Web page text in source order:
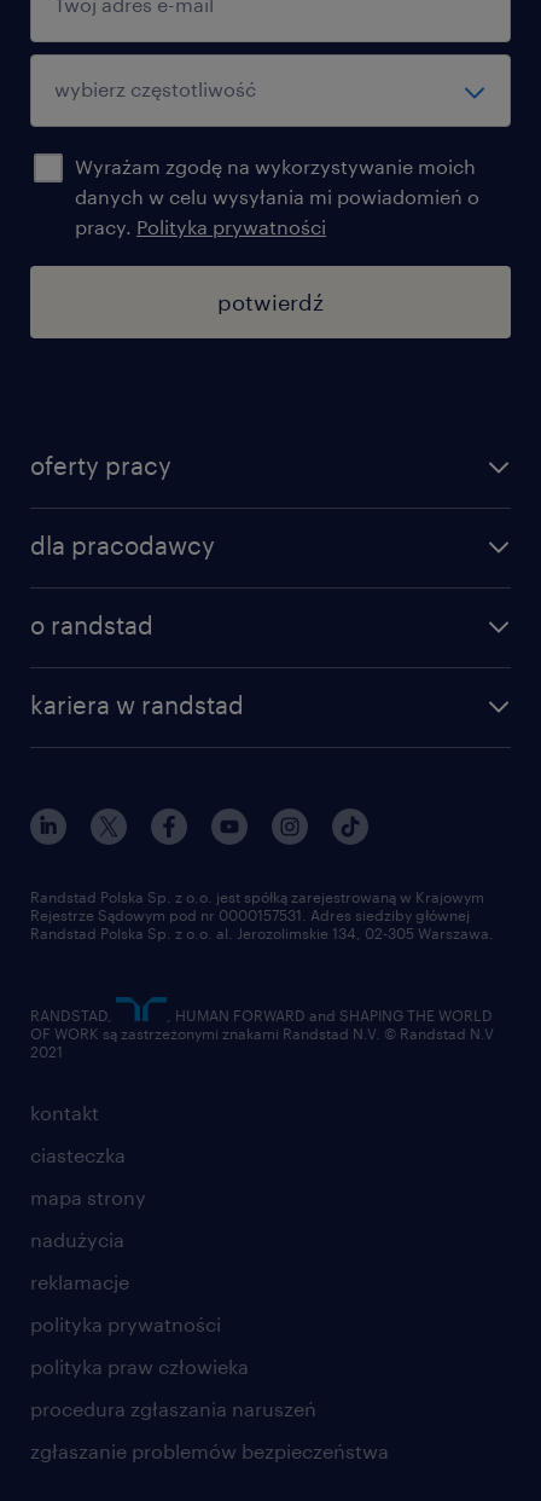
Wyrażam zgodę na wykorzystywanie moich
danych w celu wysyłania mi powiadomień o
pracy. Polityka prywatności
potwierdź
oferty pracy
specjalizacje
praca w amazon
dla pracodawcy
o randstad
dla mediów
dla dostawców
kariera w randstad
nasz świat
pracuj w randstad
złóż CV
kontakt
ciasteczka
mapa strony
nadużycia
reklamacje
polityka prywatności
polityka praw człowieka
procedura zgłaszania naruszeń
zgłaszanie problemów bezpieczeństwa
Randstad Polska Sp. z o.o. jest spółką zarejestrowaną w Krajowym
Rejestrze Sądowym pod nr 0000157531. Adres siedziby głównej
Randstad Polska Sp. z o.o. al. Jerozolimskie 134, 02-305 Warszawa.
RANDSTAD,
, HUMAN FORWARD and SHAPING THE WORLD
OF WORK są zastrzeżonymi znakami Randstad N.V. © Randstad N.V
2021